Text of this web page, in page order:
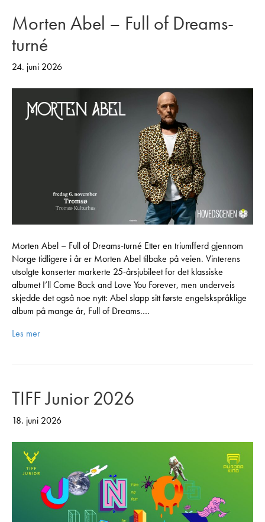
Morten Abel – Full of Dreams-
turné
24. juni 2026
Morten Abel – Full of Dreams-turné Etter en triumfferd gjennom
Norge tidligere i år er Morten Abel tilbake på veien. Vinterens
utsolgte konserter markerte 25-årsjubileet for det klassiske
albumet I’ll Come Back and Love You Forever, men underveis
skjedde det også noe nytt: Abel slapp sitt første engelskspråklige
album på mange år, Full of Dreams.…
Les mer
TIFF Junior 2026
18. juni 2026